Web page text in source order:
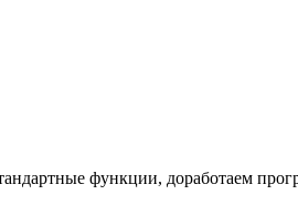
функции, доработаем